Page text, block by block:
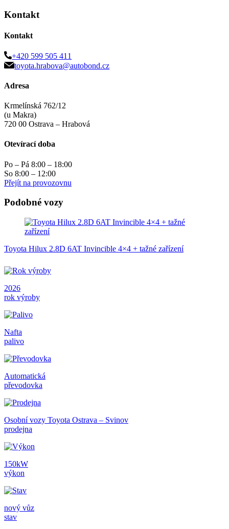
Kontakt
Kontakt
+420 599 505 411
toyota.hrabova@autobond.cz
Adresa
Krmelínská 762/12
(u Makra)
720 00 Ostrava – Hrabová
Otevírací doba
Po – Pá 8:00 – 18:00
So 8:00 – 12:00
Přejít na provozovnu
Podobné vozy
Toyota Hilux 2.8D 6AT Invincible 4×4 + tažné zařízení
2026
rok výroby
Nafta
palivo
Automatická
převodovka
Osobní vozy Toyota Ostrava – Svinov
prodejna
150kW
výkon
nový vůz
stav